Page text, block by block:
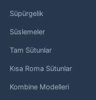
Süpürgelik
Süslemeler
Tam Sütunlar
Kısa Roma Sütunlar
Kombine Modelleri